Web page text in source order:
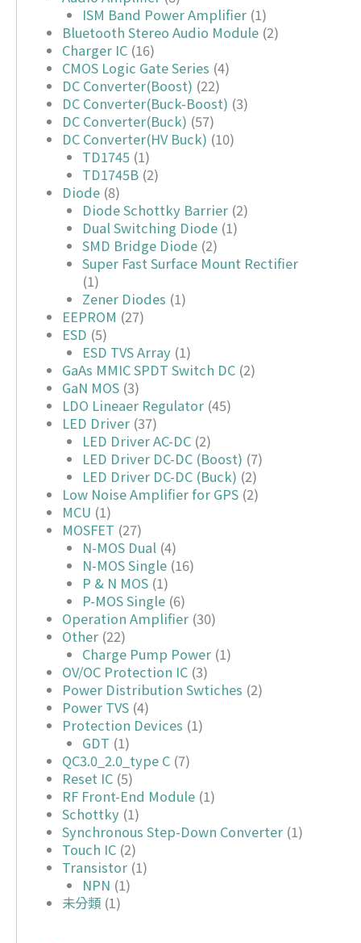
ISM Band Power Amplifier (1)
Bluetooth Stereo Audio Module (2)
Charger IC (16)
CMOS Logic Gate Series (4)
DC Converter(Boost) (22)
DC Converter(Buck-Boost) (3)
DC Converter(Buck) (57)
DC Converter(HV Buck) (10)
TD1745 (1)
TD1745B (2)
Diode (8)
Diode Schottky Barrier (2)
Dual Switching Diode (1)
SMD Bridge Diode (2)
Super Fast Surface Mount Rectifier
(1)
Zener Diodes (1)
EEPROM (27)
ESD (5)
ESD TVS Array (1)
GaAs MMIC SPDT Switch DC (2)
GaN MOS (3)
LDO Lineaer Regulator (45)
LED Driver (37)
LED Driver AC-DC (2)
LED Driver DC-DC (Boost) (7)
LED Driver DC-DC (Buck) (2)
Low Noise Amplifier for GPS (2)
MCU (1)
MOSFET (27)
N-MOS Dual (4)
N-MOS Single (16)
P & N MOS (1)
P-MOS Single (6)
Operation Amplifier (30)
Other (22)
Charge Pump Power (1)
OV/OC Protection IC (3)
Power Distribution Swtiches (2)
Power TVS (4)
Protection Devices (1)
GDT (1)
QC3.0_2.0_type C (7)
Reset IC (5)
RF Front-End Module (1)
Schottky (1)
Synchronous Step-Down Converter (1)
Touch IC (2)
Transistor (1)
NPN (1)
未分類 (1)